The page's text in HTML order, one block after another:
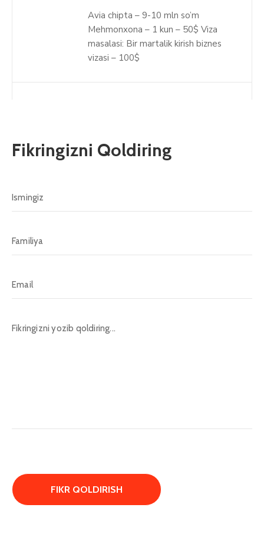
Avia chipta – 9-10 mln so’m
Mehmonxona – 1 kun – 50$ Viza
masalasi: Bir martalik kirish biznes
vizasi – 100$
Fikringizni Qoldiring